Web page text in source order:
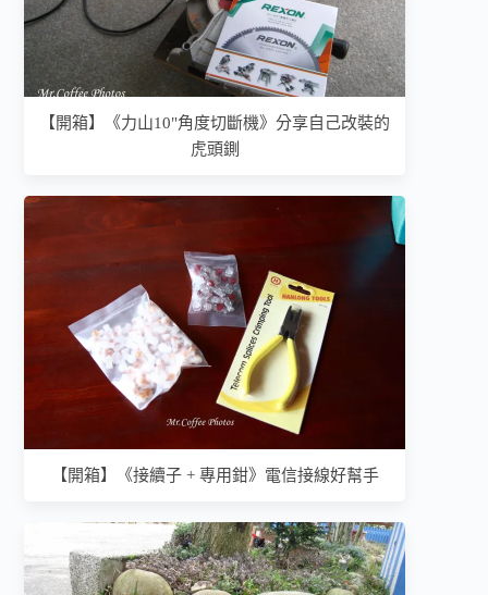
【開箱】《力山10"角度切斷機》分享自己改裝的
虎頭鍘
【開箱】《接續子 + 專用鉗》電信接線好幫手